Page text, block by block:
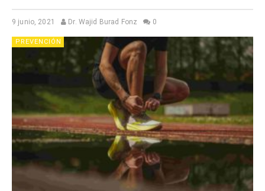
9 junio, 2021 Dr. Wajid Burad Fonz 0
PREVENCIÓN